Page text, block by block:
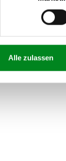
Alle zulassen